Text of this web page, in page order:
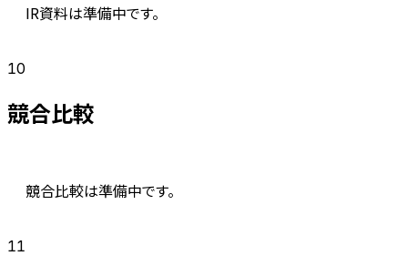
IR資料は準備中です。
10
競合比較
競合比較は準備中です。
11